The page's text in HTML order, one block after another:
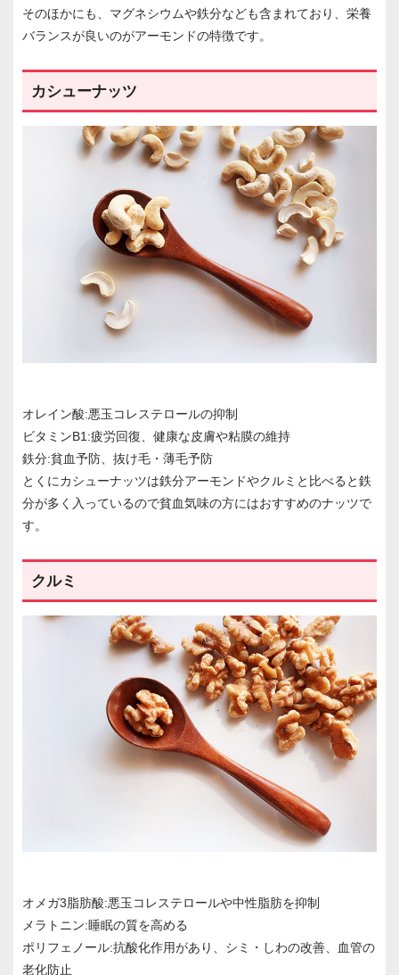
そのほかにも、マグネシウムや鉄分なども含まれており、栄養
バランスが良いのがアーモンドの特徴です。
カシューナッツ
オレイン酸:悪玉コレステロールの抑制
ビタミンB1:疲労回復、健康な皮膚や粘膜の維持
鉄分:貧血予防、抜け毛・薄毛予防
とくにカシューナッツは鉄分アーモンドやクルミと比べると鉄
分が多く入っているので貧血気味の方にはおすすめのナッツで
す。
クルミ
オメガ3脂肪酸:悪玉コレステロールや中性脂肪を抑制
メラトニン:睡眠の質を高める
ポリフェノール:抗酸化作用があり、シミ・しわの改善、血管の
老化防止